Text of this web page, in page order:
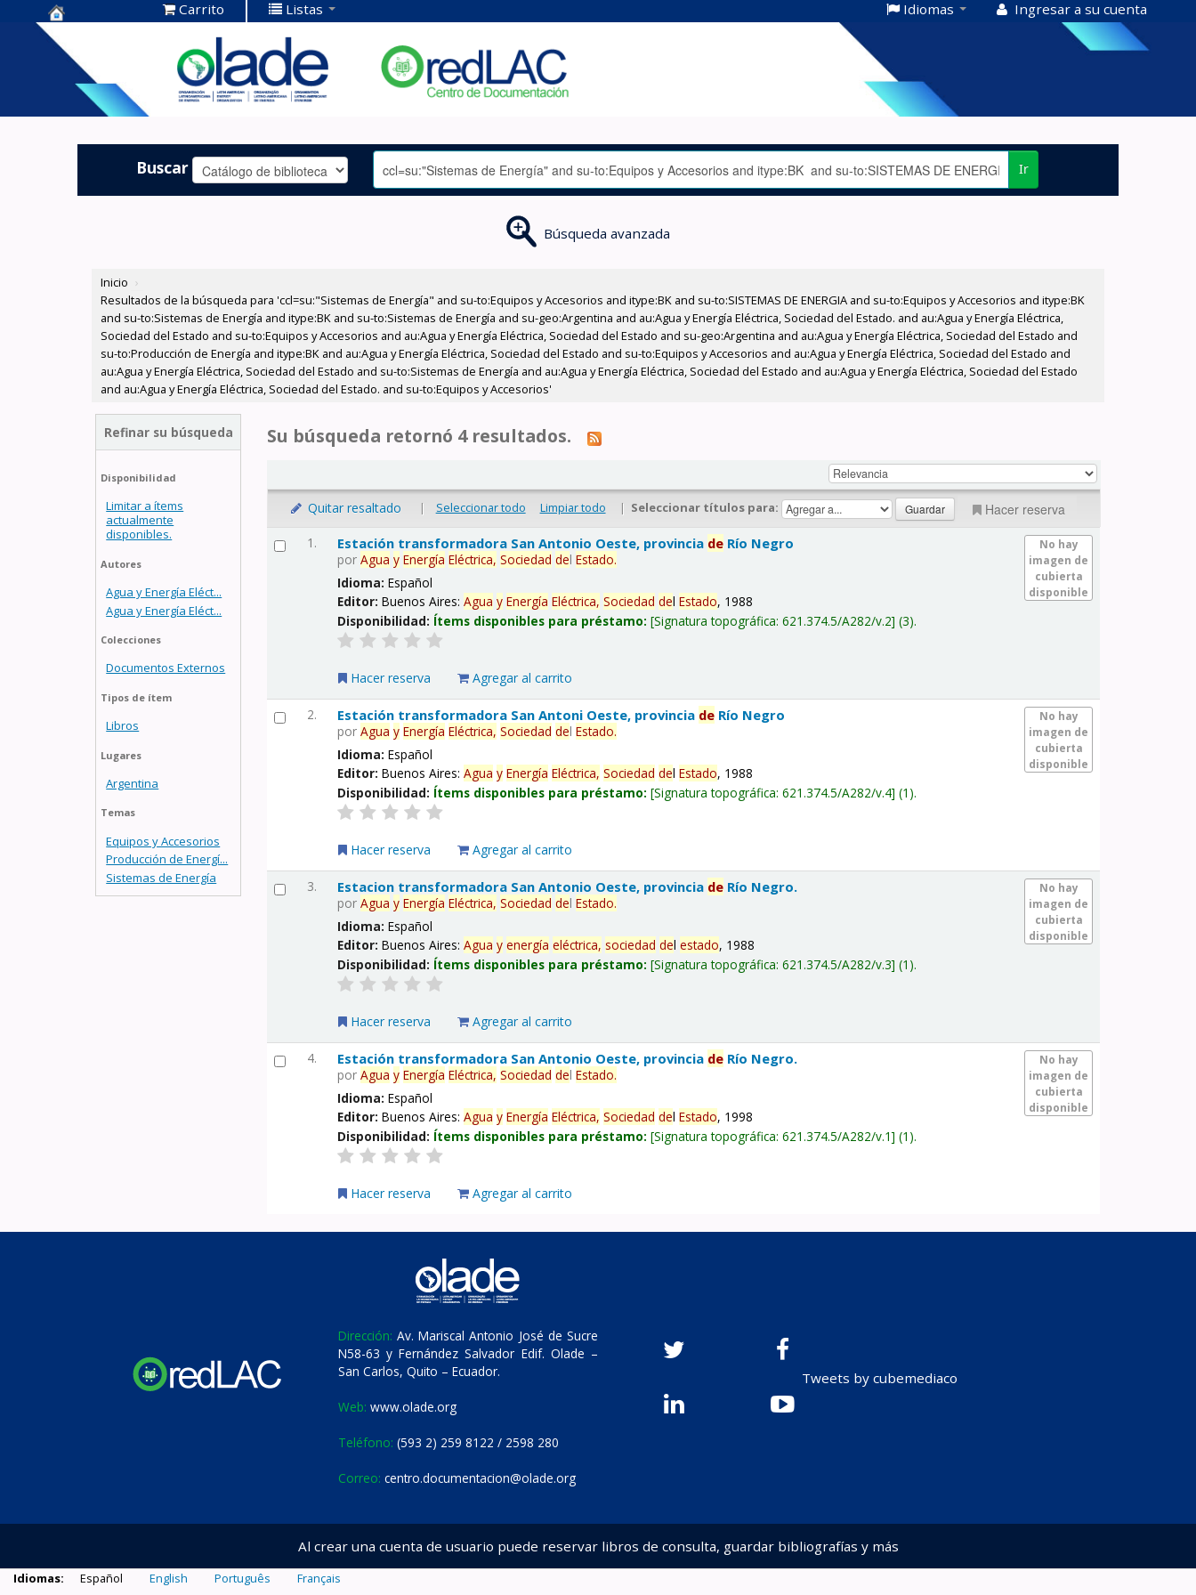
Centro de
Documentación
OLADE -
Carrito Listas Idiomas Ingresar a su cuenta
Buscar Ir
Búsqueda avanzada
Inicio ›
Resultados de la búsqueda para 'ccl=su:"Sistemas de Energía" and su-to:Equipos y Accesorios and itype:BK and su-to:SISTEMAS DE ENERGIA and su-to:Equipos y Accesorios and itype:BK
and su-to:Sistemas de Energía and itype:BK and su-to:Sistemas de Energía and su-geo:Argentina and au:Agua y Energía Eléctrica, Sociedad del Estado. and au:Agua y Energía Eléctrica,
Sociedad del Estado and su-to:Equipos y Accesorios and au:Agua y Energía Eléctrica, Sociedad del Estado and su-geo:Argentina and au:Agua y Energía Eléctrica, Sociedad del Estado and
su-to:Producción de Energía and itype:BK and au:Agua y Energía Eléctrica, Sociedad del Estado and su-to:Equipos y Accesorios and au:Agua y Energía Eléctrica, Sociedad del Estado and
au:Agua y Energía Eléctrica, Sociedad del Estado and su-to:Sistemas de Energía and au:Agua y Energía Eléctrica, Sociedad del Estado and au:Agua y Energía Eléctrica, Sociedad del Estado
and au:Agua y Energía Eléctrica, Sociedad del Estado. and su-to:Equipos y Accesorios'
Refinar su búsqueda
Disponibilidad
Limitar a ítems
actualmente
disponibles.
Autores
Agua y Energía Eléct...
Agua y Energía Eléct...
Colecciones
Documentos Externos
Tipos de ítem
Libros
Lugares
Argentina
Temas
Equipos y Accesorios
Producción de Energí...
Sistemas de Energía
Su búsqueda retornó 4 resultados.
Quitar resaltado | Seleccionar todo Limpiar todo | Seleccionar títulos para: Hacer reserva
1.
No hay
imagen de
cubierta
disponible
Estación transformadora San Antonio Oeste, provincia de Río Negro
porAgua y Energía Eléctrica, Sociedad delEstado.
Idioma:Español
Editor:Buenos Aires:Agua y Energía Eléctrica, Sociedad delEstado, 1988
Disponibilidad: Ítems disponibles para préstamo: Signatura topográfica:621.374.5/A282/v.2 (3).
Hacer reserva Agregar al carrito
2.
No hay
imagen de
cubierta
disponible
Estación transformadora San Antoni Oeste, provincia de Río Negro
porAgua y Energía Eléctrica, Sociedad delEstado.
Idioma:Español
Editor:Buenos Aires:Agua y Energía Eléctrica, Sociedad delEstado, 1988
Disponibilidad: Ítems disponibles para préstamo: Signatura topográfica:621.374.5/A282/v.4 (1).
Hacer reserva Agregar al carrito
3.
No hay
imagen de
cubierta
disponible
Estacion transformadora San Antonio Oeste, provincia de Río Negro.
porAgua y Energía Eléctrica, Sociedad delEstado.
Idioma:Español
Editor:Buenos Aires:Agua y energía eléctrica, sociedad delestado, 1988
Disponibilidad: Ítems disponibles para préstamo: Signatura topográfica:621.374.5/A282/v.3 (1).
Hacer reserva Agregar al carrito
4.
No hay
imagen de
cubierta
disponible
Estación transformadora San Antonio Oeste, provincia de Río Negro.
porAgua y Energía Eléctrica, Sociedad delEstado.
Idioma:Español
Editor:Buenos Aires:Agua y Energía Eléctrica, Sociedad delEstado, 1998
Disponibilidad: Ítems disponibles para préstamo: Signatura topográfica:621.374.5/A282/v.1 (1).
Hacer reserva Agregar al carrito
Dirección: Av. Mariscal Antonio José de Sucre
N58-63 y Fernández Salvador Edif. Olade –
San Carlos, Quito – Ecuador.
Web: www.olade.org
Teléfono: (593 2) 259 8122 / 2598 280
Correo: centro.documentacion@olade.org
Tweets by cubemediaco
Al crear una cuenta de usuario puede reservar libros de consulta, guardar bibliografías y más
Idiomas: Español English Português Français